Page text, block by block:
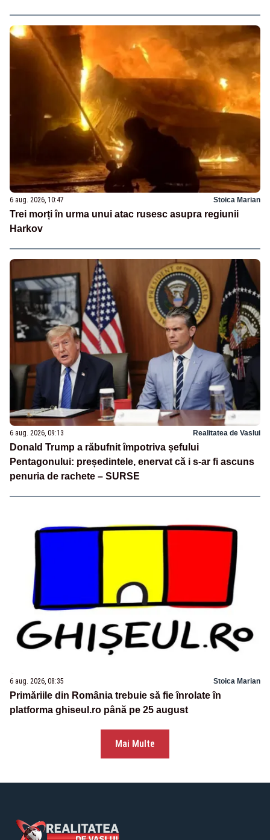
6 aug. 2026, 10:47 Stoica Marian
Trei morți în urma unui atac rusesc asupra regiunii
Harkov
6 aug. 2026, 09:13 Realitatea de Vaslui
Donald Trump a răbufnit împotriva șefului
Pentagonului: președintele, enervat că i s-ar fi ascuns
penuria de rachete – SURSE
6 aug. 2026, 08:35 Stoica Marian
Primăriile din România trebuie să fie înrolate în
platforma ghiseul.ro până pe 25 august
Mai Multe